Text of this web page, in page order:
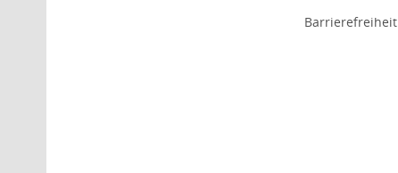
Barrierefreiheit